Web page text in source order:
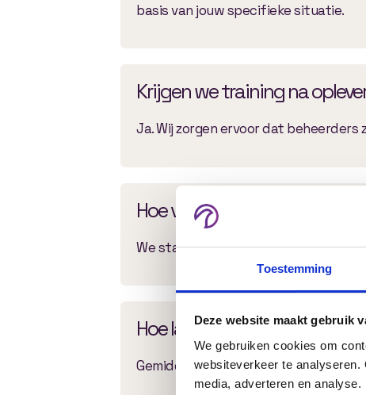
Toestemming
Deze website maakt gebruik
We gebruiken cookies om
websiteverkeer te
media, adverteren en
basis van jouw specifieke situatie.
Krijgen we training na
Ja. Wij zorgen ervoor dat
Hoe verloopt het
We starten met een inventarisatie
Hoe lang duurt het
Gemiddeld duurt een project tussen